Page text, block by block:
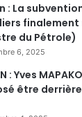
: La
finalement
du Pétrole)
6, 2025
: Yves
être